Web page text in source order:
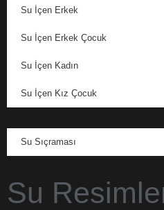
Su İçen Erkek
Su İçen Erkek Çocuk
Su İçen Kadın
Su İçen Kız Çocuk
Su Sıçraması
Su